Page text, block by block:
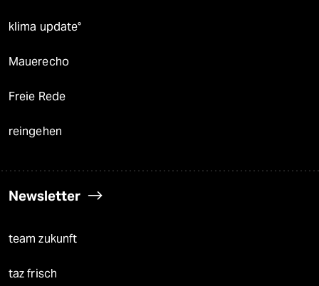
klima update°
Mauerecho
Freie Rede
reingehen
Newsletter
team zukunft
taz frisch